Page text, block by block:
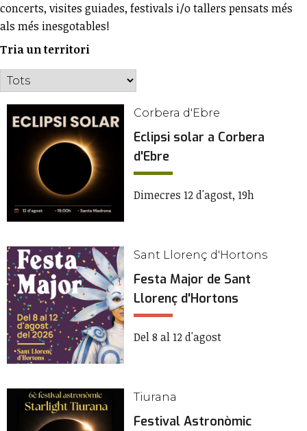
concerts, visites guiades, festivals i/o tallers pensats més
als més inesgotables!
Tria un territori
Corbera d'Ebre
Eclipsi solar a Corbera
d'Ebre
Dimecres 12 d'agost, 19h
Sant Llorenç d'Hortons
Festa Major de Sant
Llorenç d'Hortons
Del 8 al 12 d'agost
Tiurana
Festival Astronòmic